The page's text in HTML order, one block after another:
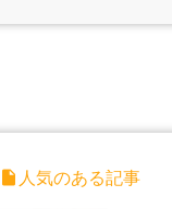
insert_drive_file 人気のある記事